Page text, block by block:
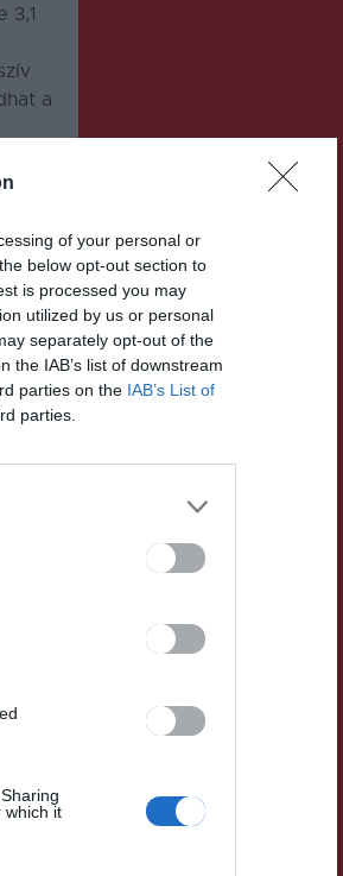
of your personal or
below opt-out section to
is processed you may
utilized by us or personal
separately opt-out of the
the IAB’s list of downstream
parties on the IAB’s List of
parties.
which it
3,1
a